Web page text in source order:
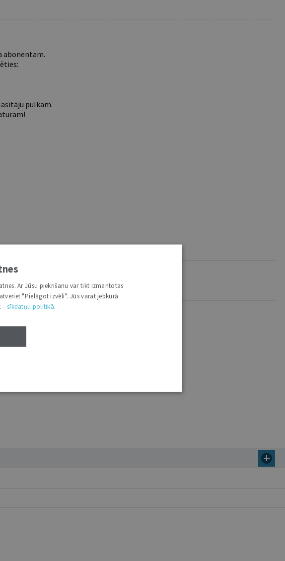
abonentam.
pulkam.
Ar Jūsu piekrišanu var tikt izmantotas
"Pielāgot izvēli". Jūs varat jebkurā
– sīkdatņu politikā.